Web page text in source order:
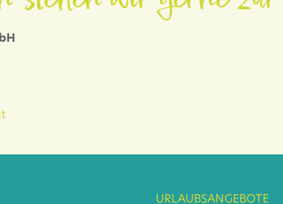
URLAUBSANGEBOTE